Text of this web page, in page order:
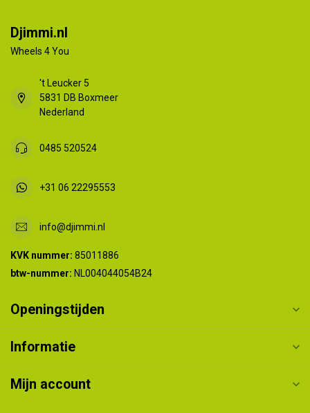
Djimmi.nl
Wheels 4 You
't Leucker 5
5831 DB Boxmeer
Nederland
0485 520524
+31 06 22295553
info@djimmi.nl
KVK nummer: 85011886
btw-nummer: NL004044054B24
Openingstijden
Informatie
Mijn account